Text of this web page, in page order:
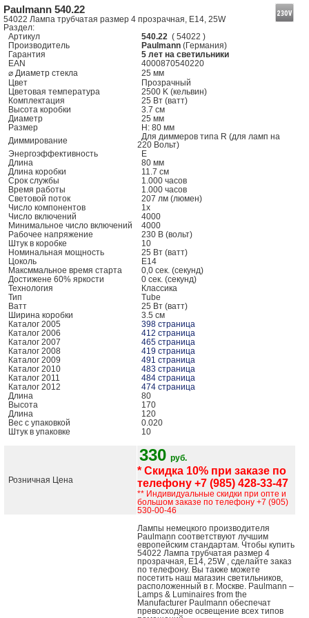
Paulmann 540.22
54022 Лампа трубчатая размер 4 прозрачная, E14, 25W
Раздел:
Артикул
540.22 ( 54022 )
Производитель
Paulmann (Германия)
Гарантия
5 лет на светильники
EAN
4000870540220
⌀ Диаметр стекла
25 мм
Цвет
Прозрачный
Цветовая температура
2500 K (кельвин)
Комплектация
25 Вт (ватт)
Высота коробки
3.7 см
Диаметр
25 мм
Размер
H: 80 мм
Диммирование
Для диммеров типа R (для ламп на
220 Вольт)
Энергоэффективность
E
Длина
80 мм
Длина коробки
11.7 см
Срок службы
1.000 часов
Время работы
1.000 часов
Световой поток
207 лм (люмен)
Число компонентов
1x
Число включений
4000
Минимальное число включений
4000
Рабочее напряжение
230 В (вольт)
Штук в коробке
10
Номинальная мощность
25 Вт (ватт)
Цоколь
E14
Максммальное время старта
0,0 сек. (секунд)
Достижене 60% яркости
0 сек. (секунд)
Технология
Классика
Тип
Tube
Ватт
25 Вт (ватт)
Ширина коробки
3.5 см
Каталог 2005
398 страница
Каталог 2006
412 страница
Каталог 2007
465 страница
Каталог 2008
419 страница
Каталог 2009
491 страница
Каталог 2010
483 страница
Каталог 2011
484 страница
Каталог 2012
474 страница
Длина
80
Высота
170
Длина
120
Вес с упаковкой
0.020
Штук в упаковке
10
Розничная Цена
330 руб.
* Скидка 10% при заказе по
телефону +7 (985) 428-33-47
** Индивидуальные скидки при опте и
большом заказе по телефону +7 (905)
530-00-46
Лампы немецкого производителя
Paulmann соответствуют лучшим
европейским стандартам. Чтобы купить
54022 Лампа трубчатая размер 4
прозрачная, E14, 25W , сделайте заказ
по телефону. Вы также можете
посетить наш магазин светильников,
расположенный в г. Москве. Paulmann –
Lamps & Luminaires from the
Manufacturer Paulmann обеспечат
превосходное освещение всех типов